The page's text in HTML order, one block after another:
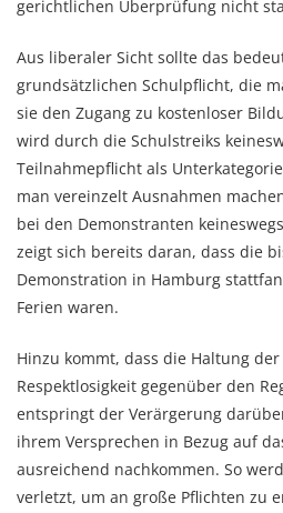
gerichtlichen Überprüfung nicht
Aus liberaler Sicht sollte das
grundsätzlichen Schulpflicht, die
sie den Zugang zu kostenloser
wird durch die Schulstreiks
Teilnahmepflicht als
man vereinzelt Ausnahmen
bei den Demonstranten
zeigt sich bereits daran, dass die
Demonstration in Hamburg
Ferien waren.
Hinzu kommt, dass die Haltung
Respektlosigkeit gegenüber den
entspringt der Verärgerung
ihrem Versprechen in Bezug auf
ausreichend nachkommen. So
verletzt, um an große Pflichten zu